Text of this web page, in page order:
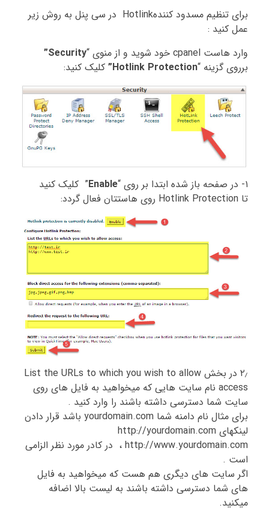
برای تنظیم مسدود کنندهHotlink در سی پنل به روش زیر
عمل کنید :
وارد هاست cpanel خود شوید و از منوی “
Security”
برروی گزینه “Hotlink Protection” کلیک کنید:
۱- در صفحه باز شده ابتدا بر روی “ Enable” کلیک کنید
تا Hotlink Protection روی هاستتان فعال گردد:
۲٫ در بخش List the URLs to which you wish to allow
access نام سایت هایی که میخواهید به فایل های روی
سایت شما دسترسی داشته باشند را وارد کنید .
برای مثال نام دامنه شما yourdomain.com باشد قرار دادن
لینکهای http://yourdomain.com
، http://www.yourdomain.com در کادر مورد نظر الزامی
است .
اگر سایت های دیگری هم هست که میخواهید به فایل
های شما دسترسی داشته باشند به لیست بالا اضافه
میکنید.